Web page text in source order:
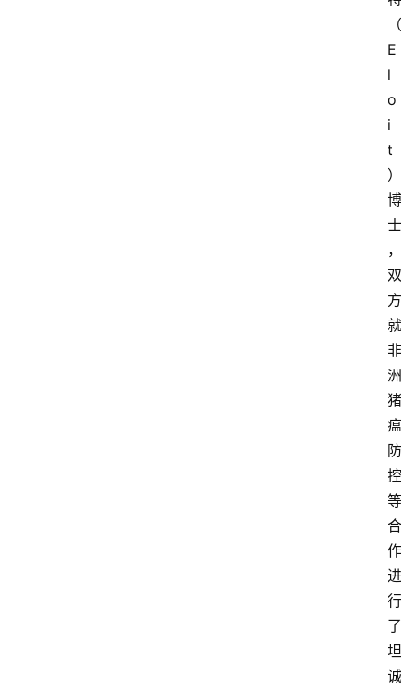
（
E
l
o
i
t
）
博
士
，
双
方
就
非
洲
猪
瘟
防
控
等
合
作
进
行
了
坦
诚